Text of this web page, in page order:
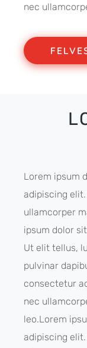
nec
Lorem ipsum
adipiscing
ullamcorper
ipsum dolor
Ut elit tellus,
pulvinar
consectetur
nec
leo.Lorem
adipiscing